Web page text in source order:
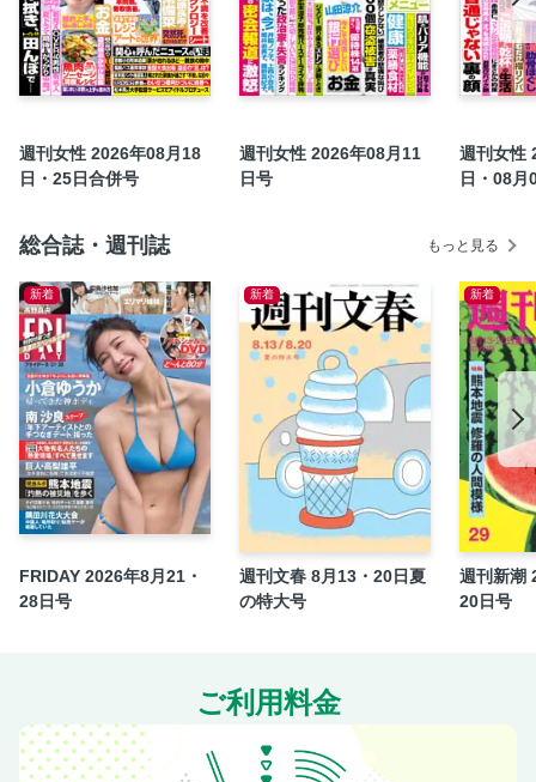
〈男女1000人アンケート〉「続けてほしい！」「やめてほ
しい…」情報・報道番組司会者ランキング
《短期連載》微笑みプリンセス 佳子さまの歩み
〈インタビュー〉中村江里子（57）フランス人の夫と結婚し
燃え殻 どんな人生にも名ゼリフはある。
宝泉薫の人生アゲサゲ分かれ道／向井亜紀
コミック／ペンにりぼんを〜漫画家・井出智香恵物語〜
【梅雨に急増するカビ・ダニ】家の中に潜む見えない温床
【色づき始めが美しい】あじさい絶景スポット
【華やか映え！】愛される佳子さまスタイル
【ジメジメ季節に効く】床も気持ちもさっぱり「水拭き」習
慣
【まず知るべきお金と生活のリスク】親が75歳を過ぎたら絶
対に備えるべき5つのこと
【50代からは飲酒リスクが一気に上昇】病気にならない「肝
臓」の守り方
【一気に食中毒リスクが！】お弁当作り「NG」ポイント
〈インタビュー〉くろさわかなさん 悪性度の高い乳がんと
闘うシンガーの決意
細木かおりの幸せを呼ぶ六星占術
週刊女性 2026年08月18
日・25日合併号
週刊女性 2026年08月11
日号
週刊女性
日・08月
総合誌・週刊誌 もっと見る
新着
FRIDAY 2026年8月21・
28日号
新着
週刊文春 8月13・20日夏
の特大号
新着
週刊新潮
20日号
ご利用料金